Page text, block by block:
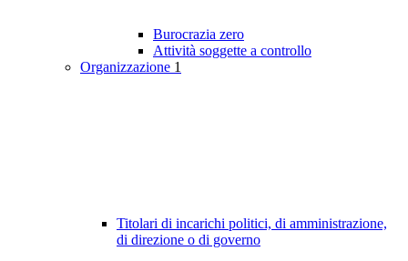
Burocrazia zero
Attività soggette a controllo
Organizzazione 1
Titolari di incarichi politici, di amministrazione,
di direzione o di governo